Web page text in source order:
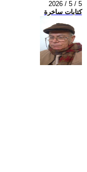
2026 / 5 / 5
كتابات ساخرة